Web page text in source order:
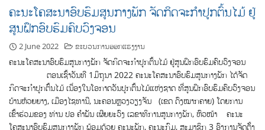
ຄະນະໂຄສະນາອົບຮົມສູນກາງພັກ ຈັດກິດຈະກຳປູກຕົ້ນໄມ້ ຢູ່
ສູນຝຶກອົບຮົມຄົບວົງຈອນ
2 June 2022 ຂະບວນການອອກແຮງງານ
ຄະນະໂຄສະນາອົບຮົມສູນກາງພັກ ຈັດກິດຈະກຳປູກຕົ້ນໄມ້ ຢູ່ສູນຝຶກອົບຮົມຄົບວົງຈອນ
ຕອນເຊົ້າວັນທີ 1ມິຖຸນາ 2022 ຄະນະໂຄສະນາອົບຮົມສູນກາງພັກ ໄດ້ຈັດ
ກິດຈະກຳປູກຕົ້ນໄມ້ ເນື່ອງໃນໂອກາດວັນປູກຕົ້ນໄມ້ແຫ່ງຊາດ ທີ່ສູນຝຶກອົບຮົມຄົບວົງຈອນ
ບ້ານຫ້ວຍຍາງ, ເມືອງໄຊທານີ, ນະຄອນຫຼວງວຽງຈັນ (ເຂດ ດົງໝາກຄາຍ) ໂດຍການ
ເຂົ້າຮ່ວມຂອງ ທ່ານ ປອ ຄຳພັນ ເຜີຍຍະວົງ ເລຂາທິການສູນກາງພັກ, ຫົວໜ້າ ຄະນະ
ໂຄສະນາອົບຮົມສູນກາງພັກ ພ້ອມດ້ວຍ ຄະນະພັກ, ຄະນະກົມ, ສະມາຊິກ 3 ອົງການຈັດຕັ້ງ